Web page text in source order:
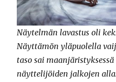
Näytelmän lavastus oli
Näyttämön yläpuolella
taso sai
näyttelijöiden jalkojen